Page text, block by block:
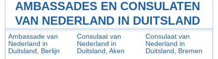
AMBASSADES EN CONSULATEN
VAN NEDERLAND IN DUITSLAND
Ambassade van
Nederland in
Duitsland, Berlijn
Consulaat van
Nederland in
Duitsland, Aken
Consulaat van
Nederland in
Duitsland, Bremen